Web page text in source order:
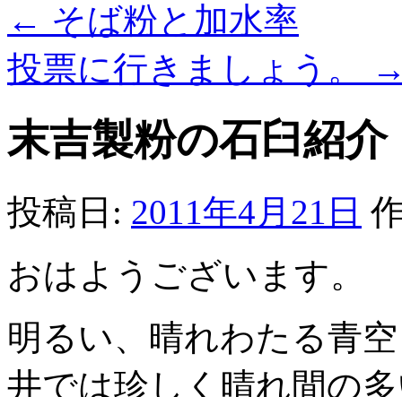
← そば粉と加水率
投票に行きましょう。
末吉製粉の石臼紹
投稿日: 2011年4月21日
おはようございます。
明るい、晴れわたる青
井では珍しく晴れ間の